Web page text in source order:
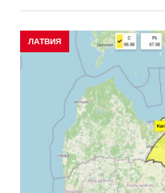
ЛАТВИЯ